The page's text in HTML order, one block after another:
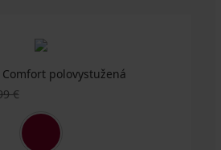
polovystužená
€